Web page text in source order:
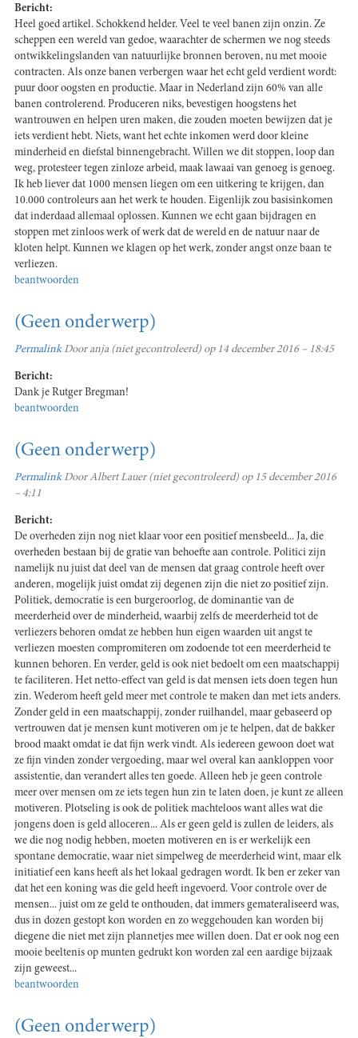
Bericht:
Heel goed artikel. Schokkend helder. Veel te veel banen zijn onzin. Ze
scheppen een wereld van gedoe, waarachter de schermen we nog steeds
ontwikkelingslanden van natuurlijke bronnen beroven, nu met mooie
contracten. Als onze banen verbergen waar het echt geld verdient wordt:
puur door oogsten en productie. Maar in Nederland zijn 60% van alle
banen controlerend. Produceren niks, bevestigen hoogstens het
wantrouwen en helpen uren maken, die zouden moeten bewijzen dat je
iets verdient hebt. Niets, want het echte inkomen werd door kleine
minderheid en diefstal binnengebracht. Willen we dit stoppen, loop dan
weg, protesteer tegen zinloze arbeid, maak lawaai van genoeg is genoeg.
Ik heb liever dat 1000 mensen liegen om een uitkering te krijgen, dan
10.000 controleurs aan het werk te houden. Eigenlijk zou basisinkomen
dat inderdaad allemaal oplossen. Kunnen we echt gaan bijdragen en
stoppen met zinloos werk of werk dat de wereld en de natuur naar de
kloten helpt. Kunnen we klagen op het werk, zonder angst onze baan te
verliezen.
beantwoorden
(Geen onderwerp)
PermalinkDooranja (niet gecontroleerd) op 14 december 2016 – 18:45
Bericht:
Dank je Rutger Bregman!
beantwoorden
(Geen onderwerp)
PermalinkDoorAlbert Lauer (niet gecontroleerd) op 15 december 2016
– 4:11
Bericht:
De overheden zijn nog niet klaar voor een positief mensbeeld... Ja, die
overheden bestaan bij de gratie van behoefte aan controle. Politici zijn
namelijk nu juist dat deel van de mensen dat graag controle heeft over
anderen, mogelijk juist omdat zij degenen zijn die niet zo positief zijn.
Politiek, democratie is een burgeroorlog, de dominantie van de
meerderheid over de minderheid, waarbij zelfs de meerderheid tot de
verliezers behoren omdat ze hebben hun eigen waarden uit angst te
verliezen moesten compromiteren om zodoende tot een meerderheid te
kunnen behoren. En verder, geld is ook niet bedoelt om een maatschappij
te faciliteren. Het netto-effect van geld is dat mensen iets doen tegen hun
zin. Wederom heeft geld meer met controle te maken dan met iets anders.
Zonder geld in een maatschappij, zonder ruilhandel, maar gebaseerd op
vertrouwen dat je mensen kunt motiveren om je te helpen, dat de bakker
brood maakt omdat ie dat fijn werk vindt. Als iedereen gewoon doet wat
ze fijn vinden zonder vergoeding, maar wel overal kan aankloppen voor
assistentie, dan verandert alles ten goede. Alleen heb je geen controle
meer over mensen om ze iets tegen hun zin te laten doen, je kunt ze alleen
motiveren. Plotseling is ook de politiek machteloos want alles wat die
jongens doen is geld alloceren... Als er geen geld is zullen de leiders, als
we die nog nodig hebben, moeten motiveren en is er werkelijk een
spontane democratie, waar niet simpelweg de meerderheid wint, maar elk
initiatief een kans heeft als het lokaal gedragen wordt. Ik ben er zeker van
dat het een koning was die geld heeft ingevoerd. Voor controle over de
mensen... juist om ze geld te onthouden, dat immers gemateraliseerd was,
dus in dozen gestopt kon worden en zo weggehouden kan worden bij
diegene die niet met zijn plannetjes mee willen doen. Dat er ook nog een
mooie beeltenis op munten gedrukt kon worden zal een aardige bijzaak
zijn geweest...
beantwoorden
(Geen onderwerp)